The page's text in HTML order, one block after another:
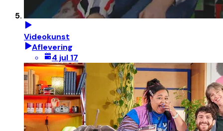
Videokunst
Aflevering
4 jul 17